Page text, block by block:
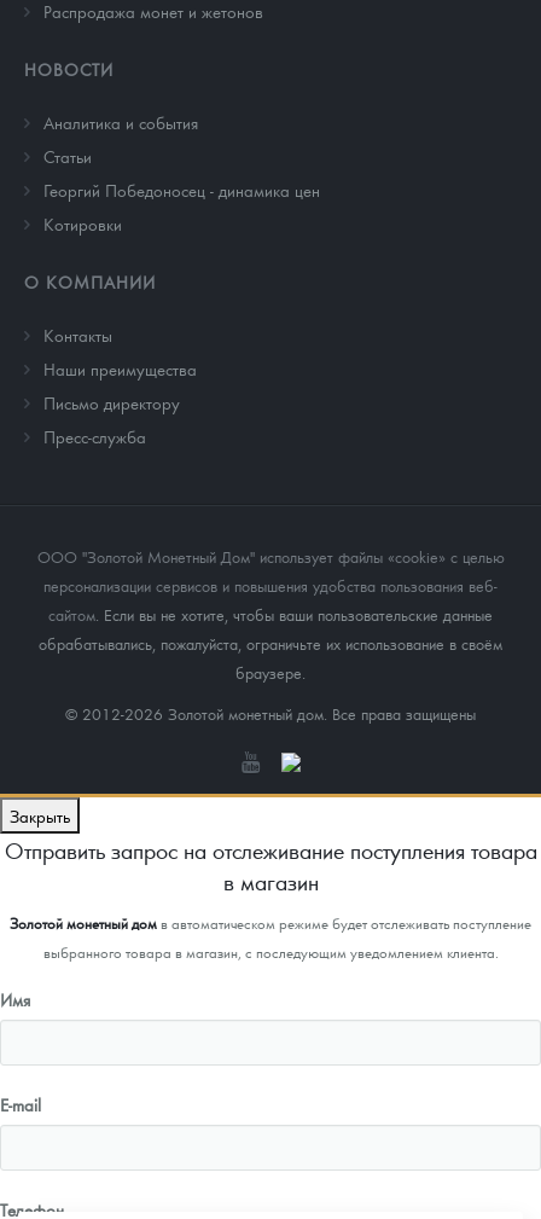
Распродажа монет и жетонов
НОВОСТИ
Аналитика и события
Cтатьи
Георгий Победоносец - динамика цен
Котировки
О КОМПАНИИ
Контакты
Наши преимущества
Письмо директору
Пресс-служба
ООО "Золотой Монетный Дом" использует файлы «cookie» с целью
персонализации сервисов и повышения удобства пользования веб-
сайтом . Если вы не хотите, чтобы ваши пользовательские данные
обрабатывались, пожалуйста, ограничьте их использование в своём
браузере.
© 2012-2026 Золотой монетный дом. Все права защищены
Закрыть
Отправить запрос на отслеживание поступления товара
в магазин
Золотой монетный домв автоматическом режиме будет отслеживать поступление
выбранного товара в магазин, с последующим уведомлением клиента.
Имя
E-mail
Телефон